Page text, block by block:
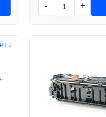
- +